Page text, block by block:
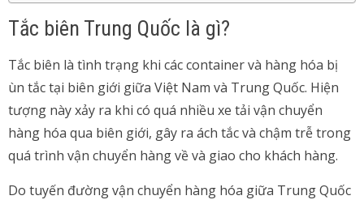
Tắc biên Trung Quốc là gì?
Tắc biên là tình trạng khi các container và hàng hóa bị
ùn tắc tại biên giới giữa Việt Nam và Trung Quốc. Hiện
tượng này xảy ra khi có quá nhiều xe tải vận chuyển
hàng hóa qua biên giới, gây ra ách tắc và chậm trễ trong
quá trình vận chuyển hàng về và giao cho khách hàng.
Do tuyến đường vận chuyển hàng hóa giữa Trung Quốc